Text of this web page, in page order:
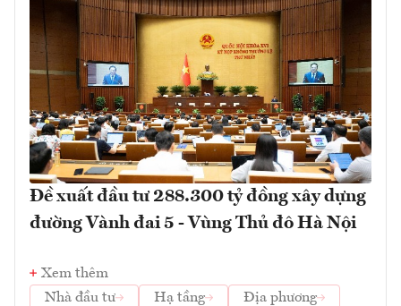
Đề xuất đầu tư 288.300 tỷ đồng xây dựng
đường Vành đai 5 - Vùng Thủ đô Hà Nội
Xem thêm
Nhà đầu tư
Hạ tầng Địa phương